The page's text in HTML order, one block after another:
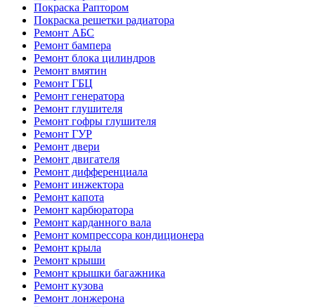
Покраска Раптором
Покраска решетки радиатора
Ремонт АБС
Ремонт бампера
Ремонт блока цилиндров
Ремонт вмятин
Ремонт ГБЦ
Ремонт генератора
Ремонт глушителя
Ремонт гофры глушителя
Ремонт ГУР
Ремонт двери
Ремонт двигателя
Ремонт дифференциала
Ремонт инжектора
Ремонт капота
Ремонт карбюратора
Ремонт карданного вала
Ремонт компрессора кондиционера
Ремонт крыла
Ремонт крыши
Ремонт крышки багажника
Ремонт кузова
Ремонт лонжерона